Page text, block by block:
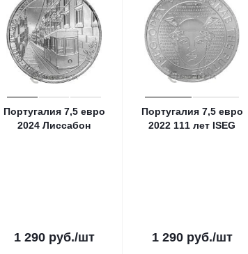
Португалия 7,5 евро
2024 Лиссабон
1 290руб./шт
Португалия 7,5 евро
2022 111 лет ISEG
1 290руб./шт